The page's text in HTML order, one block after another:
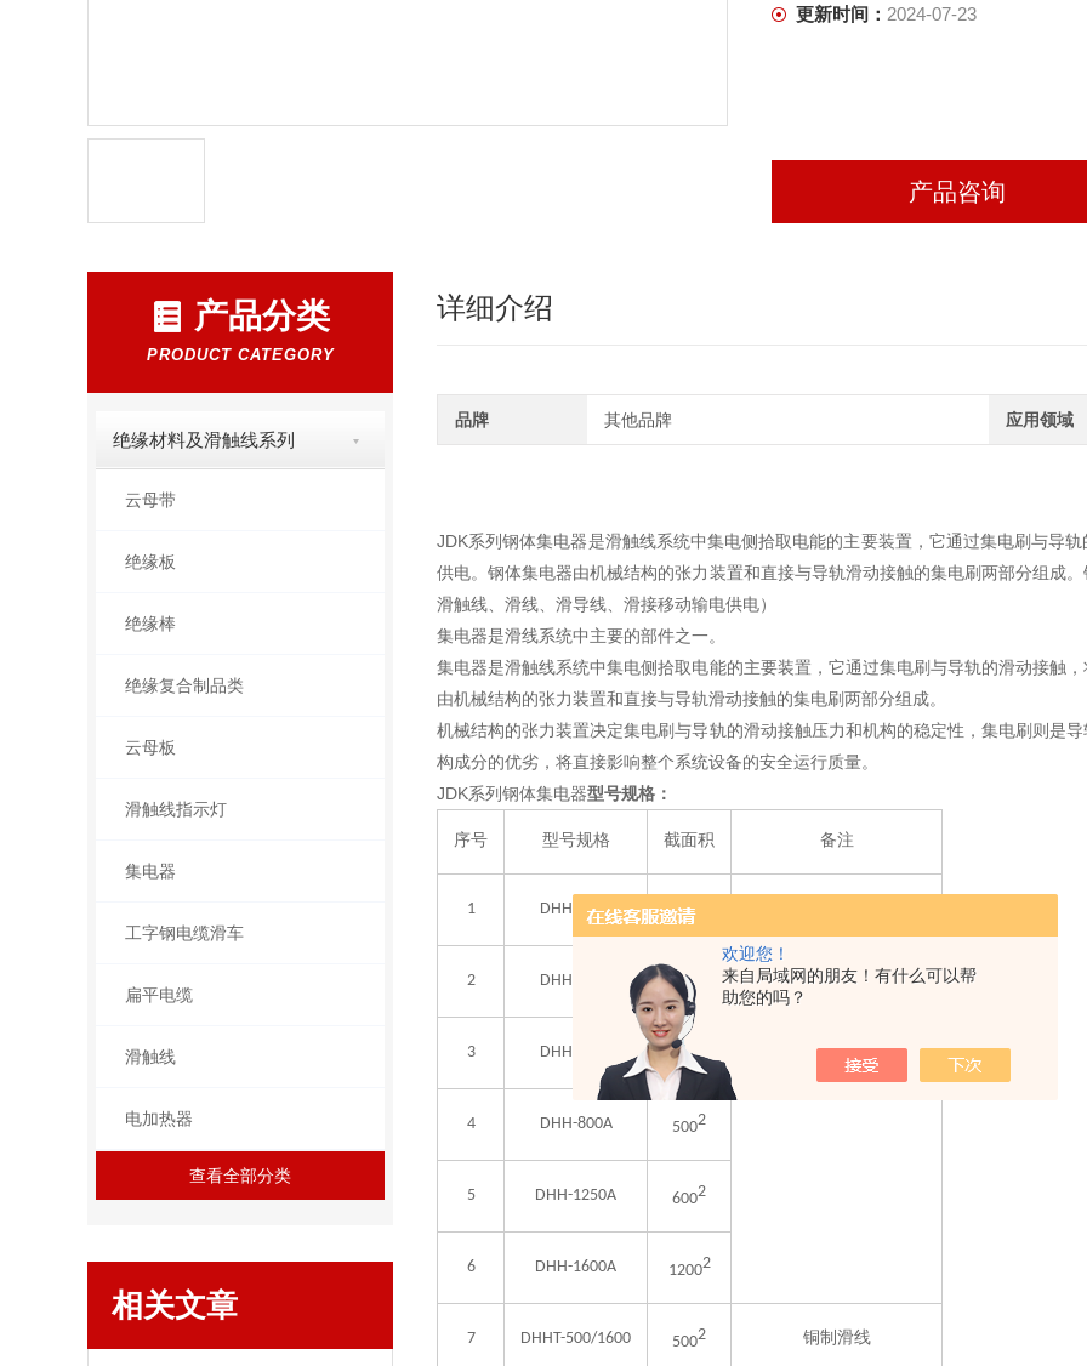
欢迎您！
来自局域网的朋友！有什么可以帮
助您的吗？
更新时间： 2024-07-23
产品咨询
产品分类
PRODUCT CATEGORY
绝缘材料及滑触线系列
云母带
绝缘板
绝缘棒
绝缘复合制品类
云母板
滑触线指示灯
集电器
工字钢电缆滑车
扁平电缆
滑触线
电加热器
查看全部分类
相关文章
详细介绍
品牌 其他品牌 应用领域
JDK系列钢体集电器是滑触线系统中集电侧拾取电能的主要装置，它通过集电刷与导
供电。钢体集电器由机械结构的张力装置和直接与导轨滑动接触的集电刷两部分组成
滑触线、滑线、滑导线、滑接移动输电供电）
集电器是滑线系统中主要的部件之一。
集电器是滑触线系统中集电侧拾取电能的主要装置，它通过集电刷与导轨的滑动接触
由机械结构的张力装置和直接与导轨滑动接触的集电刷两部分组成。
机械结构的张力装置决定集电刷与导轨的滑动接触压力和机构的稳定性，集电刷则是
构成分的优劣，将直接影响整个系统设备的安全运行质量。
JDK系列钢体集电器​型号规格：
序号 型号规格 截面积 备注
1 DHH-250A 160
三级至任意级数定尺6米
2 DHH-320A 230
3 DHH-500A 320
4 DHH-800A 5002
5 DHH-1250A 6002
6 DHH-1600A 12002
7 DHHT-500/1600 5002 铜制滑线